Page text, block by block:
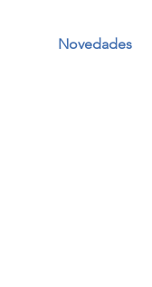
Novedades